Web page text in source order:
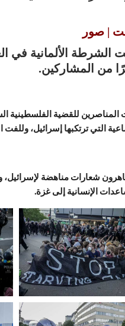
نت | صور
الشرطة الألمانية في
من المشاركين.
المناصرين للقضية الفلسطينية
التي ترتكبها إسرائيل،
شعارات مناهضة لإسرائيل،
الإنسانية إلى غزة.